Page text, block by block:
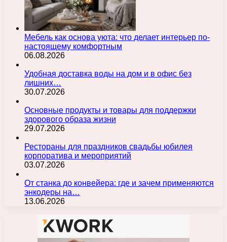
Мебель как основа уюта: что делает интерьер по-
настоящему комфортным
06.08.2026
Удобная доставка воды на дом и в офис без
лишних…
30.07.2026
Основные продукты и товары для поддержки
здорового образа жизни
29.07.2026
Рестораны для праздников свадьбы юбилея
корпоратива и мероприятий
03.07.2026
От станка до конвейера: где и зачем применяются
энкодеры на…
13.06.2026